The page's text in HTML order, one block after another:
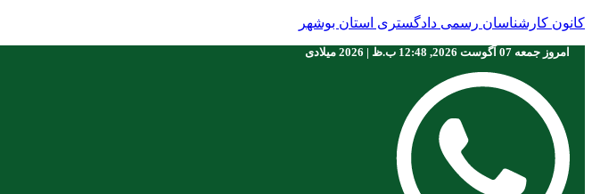
کانون کارشناسان رسمی دادگستری استان بوشهر
امروز جمعه 07 آگوست 2026, 12:48 ب.ظ | 2026 ميلادی